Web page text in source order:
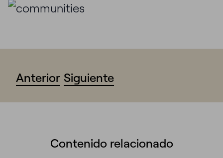
Anterior Siguiente
Contenido relacionado